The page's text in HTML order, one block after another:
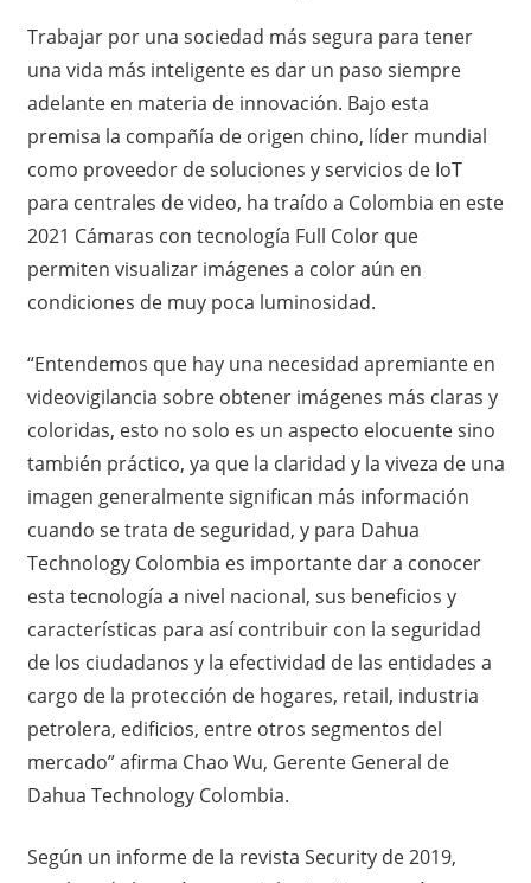
Trabajar por una sociedad más segura para tener
una vida más inteligente es dar un paso siempre
adelante en materia de innovación. Bajo esta
premisa la compañía de origen chino, líder mundial
como proveedor de soluciones y servicios de IoT
para centrales de video, ha traído a Colombia en este
2021 Cámaras con tecnología Full Color que
permiten visualizar imágenes a color aún en
condiciones de muy poca luminosidad.
“Entendemos que hay una necesidad apremiante en
videovigilancia sobre obtener imágenes más claras y
coloridas, esto no solo es un aspecto elocuente sino
también práctico, ya que la claridad y la viveza de una
imagen generalmente significan más información
cuando se trata de seguridad, y para Dahua
Technology Colombia es importante dar a conocer
esta tecnología a nivel nacional, sus beneficios y
características para así contribuir con la seguridad
de los ciudadanos y la efectividad de las entidades a
cargo de la protección de hogares, retail, industria
petrolera, edificios, entre otros segmentos del
mercado” afirma Chao Wu, Gerente General de
Dahua Technology Colombia.
Según un informe de la revista Security de 2019,